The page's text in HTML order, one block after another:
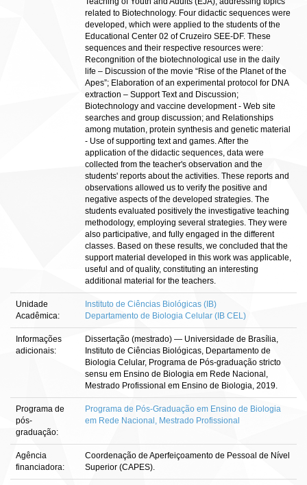
related to Biotechnology. Four didactic sequences were
developed, which were applied to the students of the
Educational Center 02 of Cruzeiro SEE-DF. These
sequences and their respective resources were:
Recongnition of the biotechnological use in the daily
life – Discussion of the movie “Rise of the Planet of the
Apes”; Elaboration of an experimental protocol for DNA
extraction – Support Text and Discussion;
Biotechnology and vaccine development - Web site
searches and group discussion; and Relationships
among mutation, protein synthesis and genetic material
- Use of supporting text and games. After the
application of the didactic sequences, data were
collected from the teacher's observation and the
students' reports about the activities. These reports and
observations allowed us to verify the positive and
negative aspects of the developed strategies. The
students evaluated positively the investigative teaching
methodology, employing several strategies. They were
also participative, and fully engaged in the different
classes. Based on these results, we concluded that the
support material developed in this work was applicable,
useful and of quality, constituting an interesting
additional material for the teachers.
Unidade
Acadêmica:
Instituto de Ciências Biológicas (IB)
Departamento de Biologia Celular (IB CEL)
Informações
adicionais:
Dissertação (mestrado) — Universidade de Brasília,
Instituto de Ciências Biológicas, Departamento de
Biologia Celular, Programa de Pós-graduação stricto
sensu em Ensino de Biologia em Rede Nacional,
Mestrado Profissional em Ensino de Biologia, 2019.
Programa de
pós-
graduação:
Programa de Pós-Graduação em Ensino de Biologia
em Rede Nacional, Mestrado Profissional
Agência
financiadora:
Coordenação de Aperfeiçoamento de Pessoal de Nível
Superior (CAPES).